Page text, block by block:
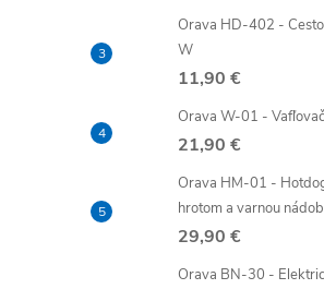
Orava HD-402 -
W
11,90 €
Orava W-01 - Vafľovač
21,90 €
Orava HM-01 -
hrotom a varnou
29,90 €
Orava BN-30 -